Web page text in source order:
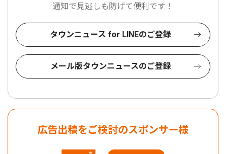
通知で見逃しも防げて便利です！
タウンニュース for LINEのご登録
メール版タウンニュースのご登録
広告出稿をご検討のスポンサー様